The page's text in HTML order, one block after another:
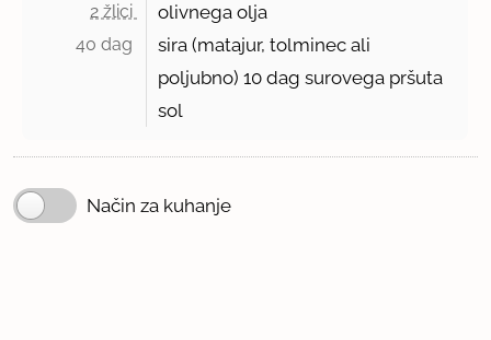
2 žlici olivnega olja
40 dag
sira (matajur, tolminec ali
poljubno)10 dag surovega pršuta
sol
Način za kuhanje